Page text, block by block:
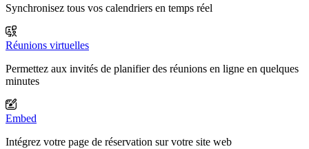
Synchronisez tous vos calendriers en temps réel
Réunions virtuelles
Permettez aux invités de planifier des réunions en ligne en quelques
minutes
Embed
Intégrez votre page de réservation sur votre site web